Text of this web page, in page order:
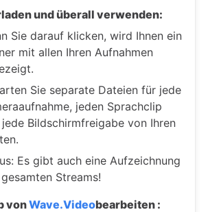
und überall verwenden:
Sie darauf klicken, wird Ihnen ein
mit allen Ihren Aufnahmen
Sie separate Dateien für jede
jeden Sprachclip
jede Bildschirmfreigabe von Ihren
Es gibt auch eine Aufzeichnung
Streams!
vonWave.Videobearbeiten :